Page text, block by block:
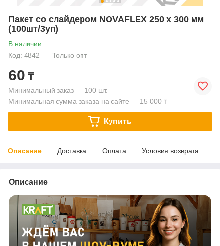
Пакет со слайдером NOVAFLEX 250 х 300 мм
(100шт/3уп)
В наличии
Код: 4842
Только опт
60 ₸
Минимальный заказ — 100 шт.
Минимальная сумма заказа на сайте — 15 000 ₸
Купить
Описание Доставка Оплата Условия возврата
Описание